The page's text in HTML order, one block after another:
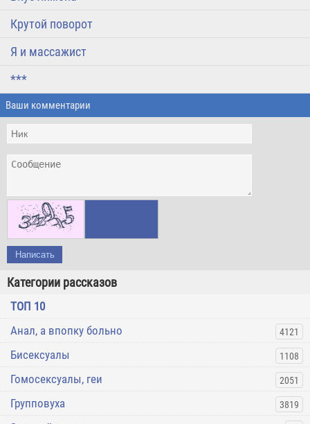
Крутой поворот
Я и массажист
***
Ваши комментарии
Написать
Категории рассказов
ТОП 10
Анал, а впопку больно
4121
Бисексуалы 1108
Гомосексуалы, геи 2051
Групповуха 3819